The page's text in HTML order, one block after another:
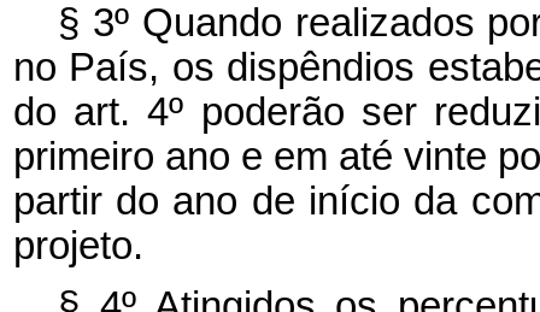
§ 3º Quando realizados
no País, os dispêndios
do art. 4º poderão ser
primeiro ano e em até vinte
partir do ano de início da
projeto.